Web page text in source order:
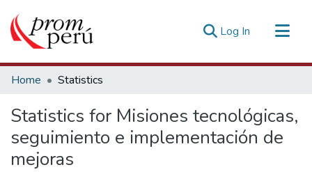
Log In (current)
Communities & Collections
Estadísticas Externas
Home Statistics
Statistics for Misiones tecnológicas,
seguimiento e implementación de
mejoras